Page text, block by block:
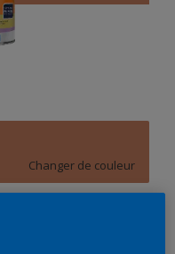
Changer de couleur